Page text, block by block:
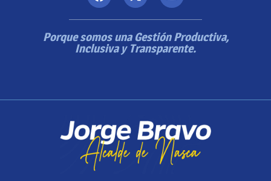
Porque somos una Gestión Productiva,
Inclusiva y Transparente.